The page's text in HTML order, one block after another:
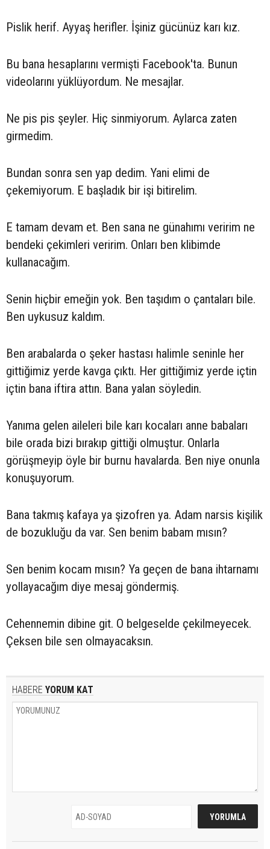
Pislik herif. Ayyaş herifler. İşiniz gücünüz karı kız.
Bu bana hesaplarını vermişti Facebook'ta. Bunun
videolarını yüklüyordum. Ne mesajlar.
Ne pis pis şeyler. Hiç sinmiyorum. Aylarca zaten
girmedim.
Bundan sonra sen yap dedim. Yani elimi de
çekemiyorum. E başladık bir işi bitirelim.
E tamam devam et. Ben sana ne günahımı veririm ne
bendeki çekimleri veririm. Onları ben klibimde
kullanacağım.
Senin hiçbir emeğin yok. Ben taşıdım o çantaları bile.
Ben uykusuz kaldım.
Ben arabalarda o şeker hastası halimle seninle her
gittiğimiz yerde kavga çıktı. Her gittiğimiz yerde içtin
içtin bana iftira attın. Bana yalan söyledin.
Yanıma gelen aileleri bile karı kocaları anne babaları
bile orada bizi bırakıp gittiği olmuştur. Onlarla
görüşmeyip öyle bir burnu havalarda. Ben niye onunla
konuşuyorum.
Bana takmış kafaya ya şizofren ya. Adam narsis kişilik
de bozukluğu da var. Sen benim babam mısın?
Sen benim kocam mısın? Ya geçen de bana ihtarnamı
yollayacağım diye mesaj göndermiş.
Cehennemin dibine git. O belgeselde çekilmeyecek.
Çeksen bile sen olmayacaksın.
HABERE YORUM KAT